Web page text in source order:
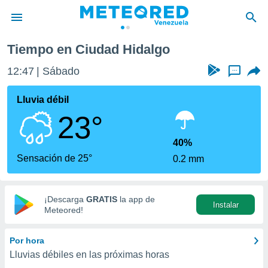
de
ha
para
que se
calidad.
a este
las
y
digital
basada
Tiempo en Ciudad Hidalgo
12:47 Sábado ...
Lluvia débil
23°
Sensación de 25°
40%
0.2 mm
¡Descarga GRATIS la app de
Meteored!
Instalar
Por hora
Lluvias débiles en las próximas horas